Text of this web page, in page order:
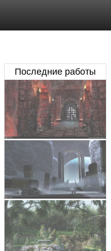
Последние работы